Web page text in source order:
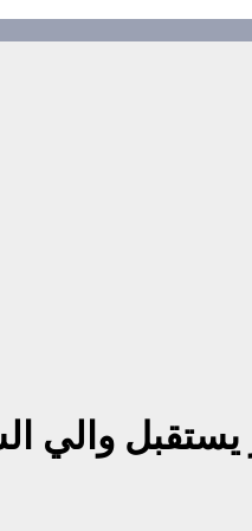
يستقبل والي